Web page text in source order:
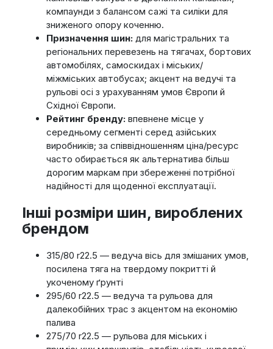
компаунди з балансом сажі та силіки для
зниженого опору коченню.
Призначення шин:для магістральних та
регіональних перевезень на тягачах, бортових
автомобілях, самоскидах і міських/
міжміських автобусах; акцент на ведучі та
рульові осі з урахуванням умов Європи й
Східної Європи.
Рейтинг бренду:впевнене місце у
середньому сегменті серед азійських
виробників; за співвідношенням ціна/ресурс
часто обирається як альтернатива більш
дорогим маркам при збереженні потрібної
надійності для щоденної експлуатації.
Інші розміри шин, вироблених
брендом
315/80 r22.5 — ведуча вісь для змішаних умов,
посилена тяга на твердому покритті й
укоченому ґрунті
295/60 r22.5 — ведуча та рульова для
далекобійних трас з акцентом на економію
палива
275/70 r22.5 — рульова для міських і